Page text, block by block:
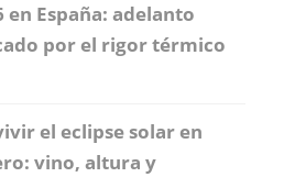
en España: adelanto
por el rigor térmico
el eclipse solar en
vino, altura y